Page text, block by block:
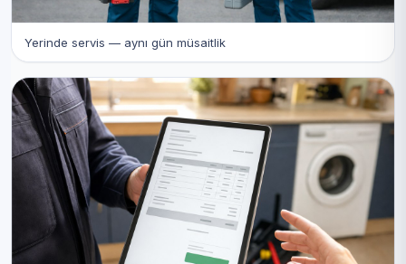
Yerinde servis — aynı gün müsaitlik